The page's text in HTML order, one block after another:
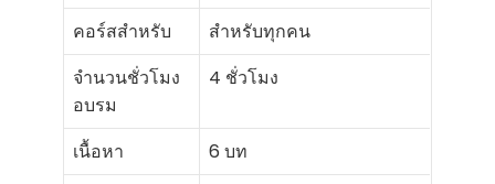
คอร์สสำหรับ
สำหรับทุกคน
จำนวนชั่วโมง
อบรม
4 ชั่วโมง
เนื้อหา
6 บท